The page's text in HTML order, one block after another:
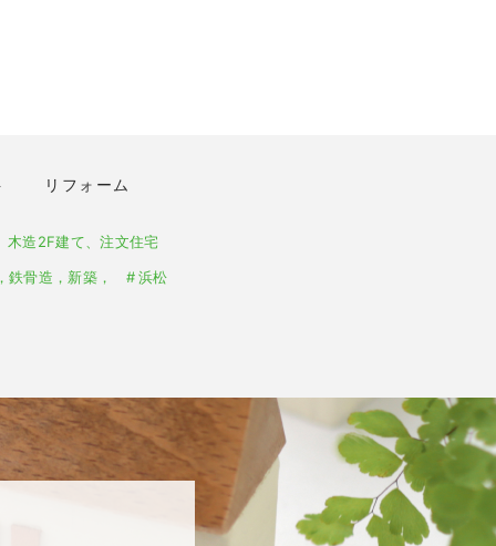
リフォーム
木造2F建て、注文住宅
鉄骨造，新築，
浜松